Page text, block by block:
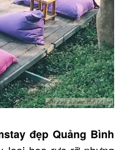
đẹp Quảng Bình